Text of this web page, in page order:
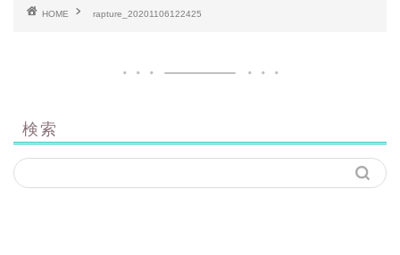
HOME rapture_20201106122425
検索